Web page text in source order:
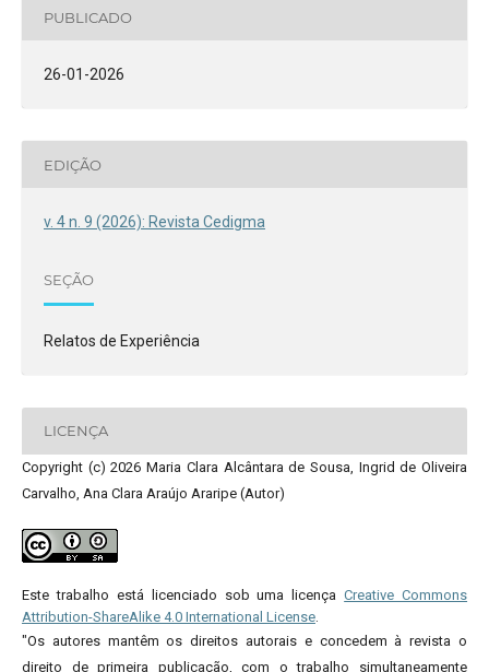
PUBLICADO
26-01-2026
EDIÇÃO
v. 4 n. 9 (2026): Revista Cedigma
SEÇÃO
Relatos de Experiência
LICENÇA
Copyright (c) 2026 Maria Clara Alcântara de Sousa, Ingrid de Oliveira
Carvalho, Ana Clara Araújo Araripe (Autor)
Este trabalho está licenciado sob uma licençaCreative Commons
Attribution-ShareAlike 4.0 International License.
"Os autores mantêm os direitos autorais e concedem à revista o
direito de primeira publicação, com o trabalho simultaneamente